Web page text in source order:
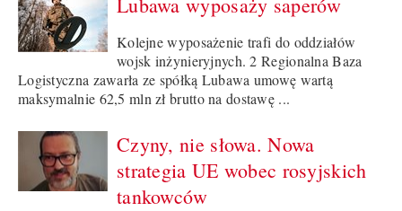
Lubawa wyposaży saperów
Kolejne wyposażenie trafi do oddziałów
wojsk inżynieryjnych. 2 Regionalna Baza
Logistyczna zawarła ze spółką Lubawa umowę wartą
maksymalnie 62,5 mln zł brutto na dostawę ...
Czyny, nie słowa. Nowa
strategia UE wobec rosyjskich
tankowców